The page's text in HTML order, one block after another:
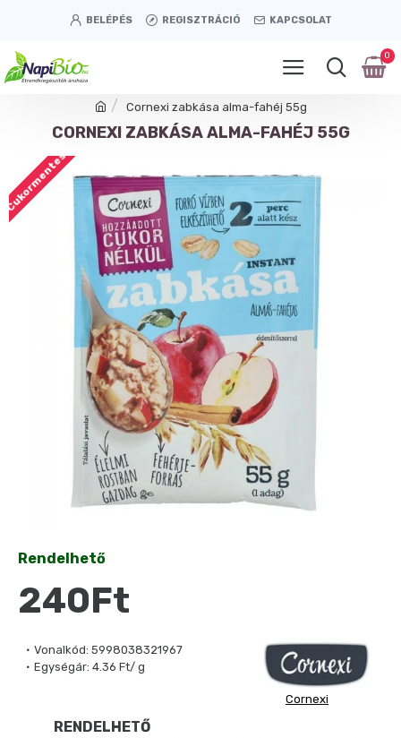
BELÉPÉS REGISZTRÁCIÓ KAPCSOLAT
0
Cornexi zabkása alma-fahéj 55g
CORNEXI ZABKÁSA ALMA-FAHÉJ 55G
Cukormentes
Vonalkód: 5998038321967
Egységár: 4.36 Ft/ g
Cornexi
Rendelhető
240Ft
RENDELHETŐ